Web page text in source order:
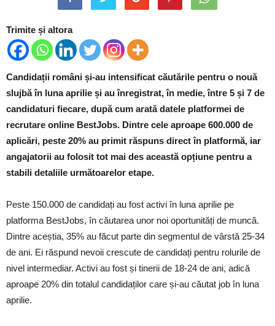
Trimite și altora
Candidații români și-au intensificat căutările pentru o nouă
slujbă în luna aprilie și au înregistrat, în medie, între 5 și 7 de
candidaturi fiecare, după cum arată datele platformei de
recrutare online BestJobs. Dintre cele aproape 600.000 de
aplicări, peste 20% au primit răspuns direct în platformă, iar
angajatorii au folosit tot mai des această opțiune pentru a
stabili detaliile următoarelor etape.
Peste 150.000 de candidați au fost activi în luna aprilie pe
platforma BestJobs, în căutarea unor noi oportunități de muncă.
Dintre aceștia, 35% au făcut parte din segmentul de vârstă 25-34
de ani. Ei răspund nevoii crescute de candidați pentru rolurile de
nivel intermediar. Activi au fost și tinerii de 18-24 de ani, adică
aproape 20% din totalul candidaților care și-au căutat job în luna
aprilie.